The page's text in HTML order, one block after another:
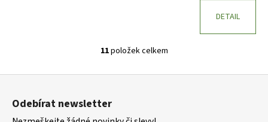
DETAIL
O
v
11položek celkem
Z
Odebírat newsletter